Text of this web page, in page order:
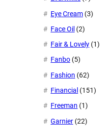
Eye Cream (3)
Face Oil (2)
Fair & Lovely (1)
Fanbo (5)
Fashion (62)
Financial (151)
Freeman (1)
Garnier (22)